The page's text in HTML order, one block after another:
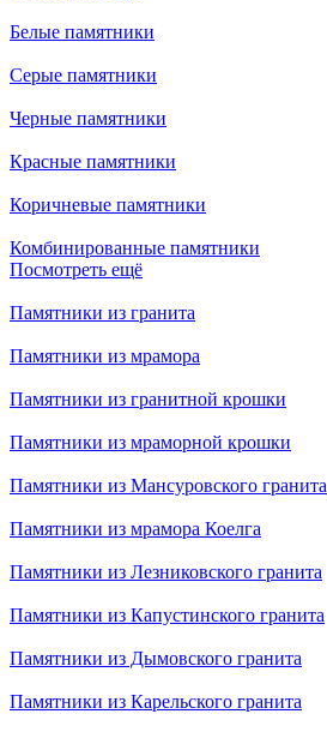
Белые памятники
Серые памятники
Черные памятники
Красные памятники
Коричневые памятники
Комбинированные памятники
Посмотреть ещё
Памятники из гранита
Памятники из мрамора
Памятники из гранитной крошки
Памятники из мраморной крошки
Памятники из Мансуровского гранита
Памятники из мрамора Коелга
Памятники из Лезниковского гранита
Памятники из Капустинского гранита
Памятники из Дымовского гранита
Памятники из Карельского гранита